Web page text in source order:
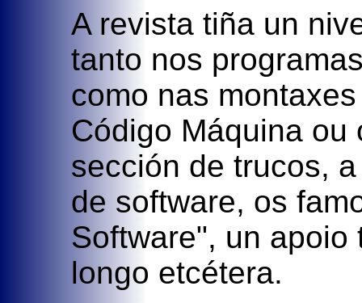
A revista tiña un
tanto nos
como nas
Código Máquina ou
sección de trucos,
de software, os
Software", un
longo etcétera.